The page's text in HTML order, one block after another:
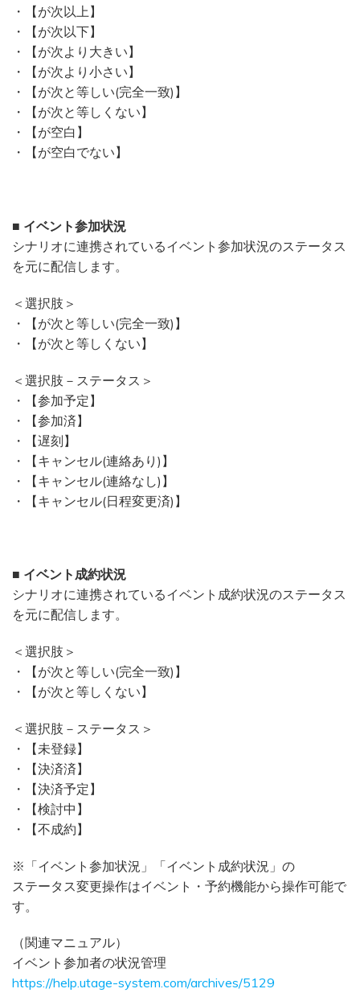
・【が次以上】
・【が次以下】
・【が次より大きい】
・【が次より小さい】
・【が次と等しい(完全一致)】
・【が次と等しくない】
・【が空白】
・【が空白でない】
■ イベント参加状況
シナリオに連携されているイベント参加状況のステータス
を元に配信します。
＜選択肢＞
・【が次と等しい(完全一致)】
・【が次と等しくない】
＜選択肢－ステータス＞
・【参加予定】
・【参加済】
・【遅刻】
・【キャンセル(連絡あり)】
・【キャンセル(連絡なし)】
・【キャンセル(日程変更済)】
■ イベント成約状況
シナリオに連携されているイベント成約状況のステータス
を元に配信します。
＜選択肢＞
・【が次と等しい(完全一致)】
・【が次と等しくない】
＜選択肢－ステータス＞
・【未登録】
・【決済済】
・【決済予定】
・【検討中】
・【不成約】
※「イベント参加状況」「イベント成約状況」の
ステータス変更操作はイベント・予約機能から操作可能で
す。
（関連マニュアル）
イベント参加者の状況管理
https://help.utage-system.com/archives/5129